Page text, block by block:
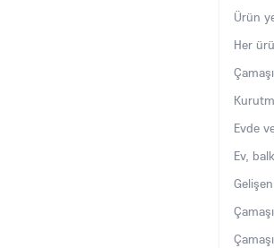
Ürün
Her
Evde
Ev,